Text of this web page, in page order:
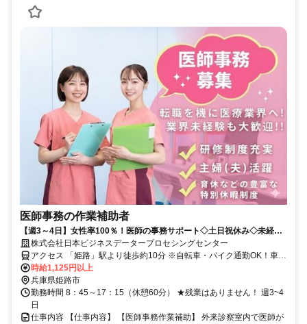
医師事務の作業補助者
【週3～4日】女性率100％！医師の事務サポート◇土日祝休み◇未経
験・ブランク歓迎！マニュアル完備◇
株式会社日本ビジネスデータープロセシングセンター
アクセス 「姫路」駅より徒歩約10分 ※自転車・バイク通勤OK！車応
相談
時給1,125円以上
兵庫県姫路市
勤務時間 8：45～17：15（休憩60分） ★残業はありません！ 週3~4
日
仕事内容 【仕事内容】 【医師事務作業補助】 外来診察室内で医師が